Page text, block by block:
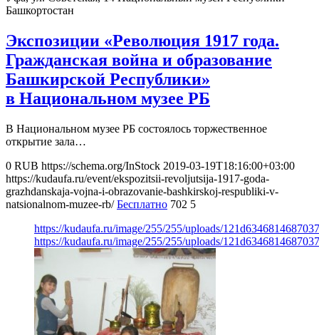
Башкортостан
Экспозиции «Революция 1917 года.
Гражданская война и образование
Башкирской Республики»
в Национальном музее РБ
В Национальном музее РБ состоялось торжественное
открытие зала…
0 RUB https://schema.org/InStock 2019-03-19T18:16:00+03:00
https://kudaufa.ru/event/ekspozitsii-revoljutsija-1917-goda-
grazhdanskaja-vojna-i-obrazovanie-bashkirskoj-respubliki-v-
natsionalnom-muzee-rb/ Бесплатно 702 5
https://kudaufa.ru/image/255/255/uploads/
https://kudaufa.ru/image/255/255/uploads/